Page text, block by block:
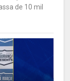
de 10 mil